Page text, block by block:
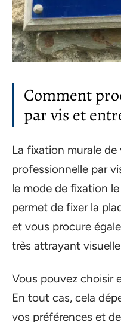
Comment
par vis et
La fixation murale
professionnelle par
le mode de fixation
permet de fixer la
et vous procure
très attrayant
Vous pouvez choisir
En tout cas, cela
vos préférences et